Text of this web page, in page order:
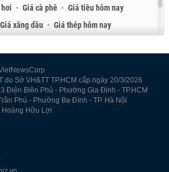
Giá cà phê
Giá tiêu hôm nay
Giá xăng dầu
Giá thép hôm nay
do Sở VH&TT TP.HCM cấp ngày 20/3/2026
Điện Biên Phủ - Phường Gia Định - TP.HCM
Phú - Phường Ba Đình - TP. Hà Nội
Hoàng Hữu Lợi